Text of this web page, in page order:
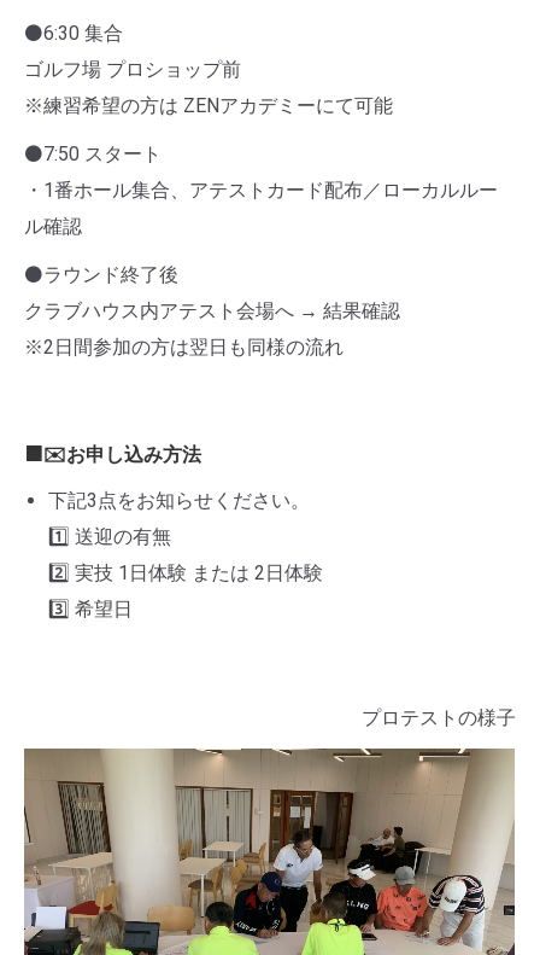
⚫6:30 集合
ゴルフ場 プロショップ前
※練習希望の方は ZENアカデミーにて可能
⚫7:50 スタート
・1番ホール集合、アテストカード配布／ローカルルー
ル確認
⚫ラウンド終了後
クラブハウス内アテスト会場へ → 結果確認
※2日間参加の方は翌日も同様の流れ
🟧✉️お申し込み方法
下記3点をお知らせください。
1️⃣ 送迎の有無
2️⃣ 実技 1日体験 または 2日体験
3️⃣ 希望日
プロテストの様子